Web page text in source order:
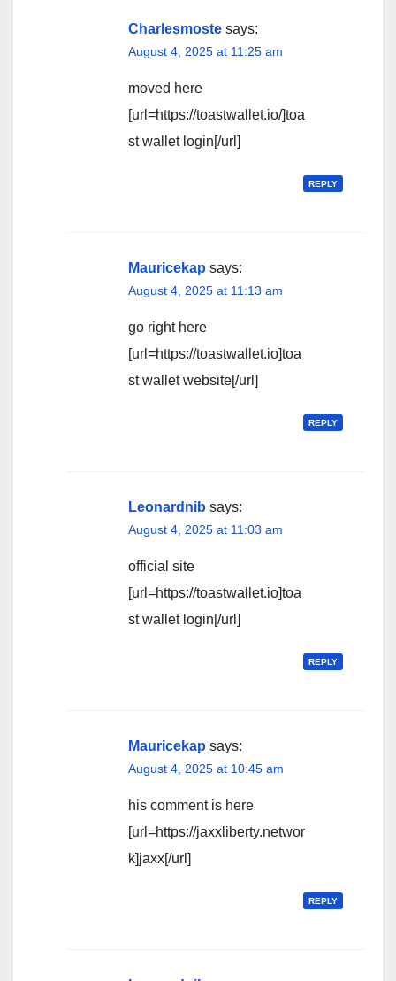
Charlesmoste says:
August 4, 2025 at 11:25 am
moved here
[url=https://toastwallet.io/]toa
st wallet login[/url]
REPLY
Mauricekap says:
August 4, 2025 at 11:13 am
go right here
[url=https://toastwallet.io]toa
st wallet website[/url]
REPLY
Leonardnib says:
August 4, 2025 at 11:03 am
official site
[url=https://toastwallet.io]toa
st wallet login[/url]
REPLY
Mauricekap says:
August 4, 2025 at 10:45 am
his comment is here
[url=https://jaxxliberty.networ
k]jaxx[/url]
REPLY